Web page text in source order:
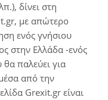
δίνει στη
με απώτερο
ενός γνήσιου
στην Ελλάδα -ενός
θα παλεύει για
από την
Grexit.gr είναι